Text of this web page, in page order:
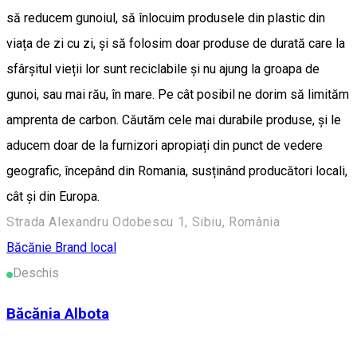
să reducem gunoiul, să înlocuim produsele din plastic din
viața de zi cu zi, și să folosim doar produse de durată care la
sfârșitul vieții lor sunt reciclabile și nu ajung la groapa de
gunoi, sau mai rău, în mare. Pe cât posibil ne dorim să limităm
amprenta de carbon. Căutăm cele mai durabile produse, și le
aducem doar de la furnizori apropiați din punct de vedere
geografic, începând din Romania, susținând producători locali,
cât și din Europa.
Strada Alexandru Odobescu 1, Sibiu, România
Băcănie Brand local
Deschis
Băcănia Albota